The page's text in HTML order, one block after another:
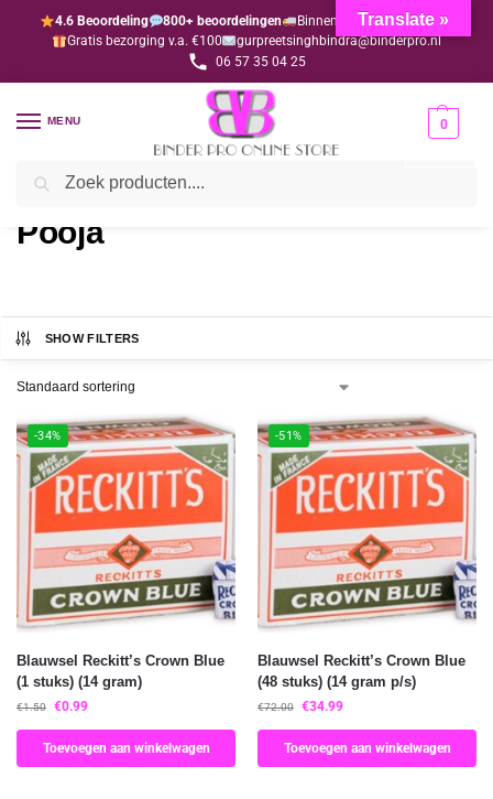
4.6 Beoordeling 800+ beoordelingen
Binnen 1-3 dagen geleverd
Gratis bezorging v.a. €100
gurpreetsinghbindra@binderpro.nl
06 57 35 04 25
MENU 0
Home Pooja
Pooja
SHOW FILTERS
-34%
Blauwsel Reckitt’s Crown Blue
(1 stuks) (14 gram)
€1.50 €0.99
Toevoegen aan winkelwagen
-51%
Blauwsel Reckitt’s Crown Blue
(48 stuks) (14 gram p/s)
€72.00 €34.99
Toevoegen aan winkelwagen
Translate »